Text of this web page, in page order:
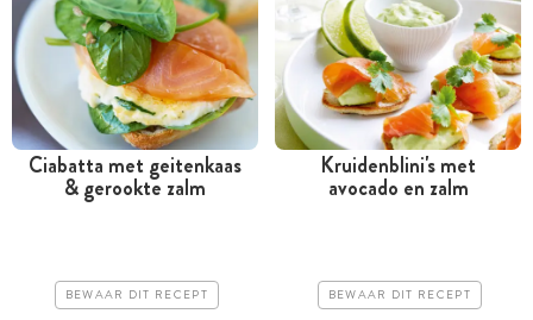
Minder dan 30 minuten
Makkelijk
Ciabatta met geitenkaas
& gerookte zalm
BEWAAR DIT RECEPT
Tussen 30 minuten en 1
Kruidenblini's met
avocado en zalm
BEWAAR DIT RECEPT